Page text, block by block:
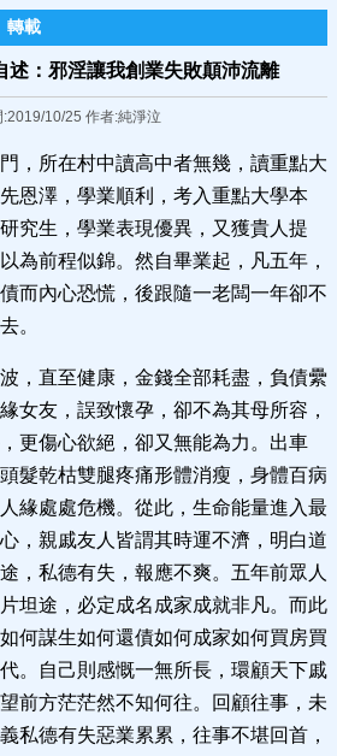
轉載
述：邪淫讓我創業失敗顛沛流離
:2019/10/25 作者:純淨泣
，所在村中讀高中者無幾，讀重點大
恩澤，學業順利，考入重點大學本
究生，學業表現優異，又獲貴人提
為前程似錦。然自畢業起，凡五年，
而內心恐慌，後跟隨一老闆一年卻不
。
，直至健康，金錢全部耗盡，負債纍
女友，誤致懷孕，卻不為其母所容，
更傷心欲絕，卻又無能為力。出車
髮乾枯雙腿疼痛形體消瘦，身體百病
緣處處危機。從此，生命能量進入最
，親戚友人皆謂其時運不濟，明白道
，私德有失，報應不爽。五年前眾人
坦途，必定成名成家成就非凡。而此
何謀生如何還債如何成家如何買房買
。自己則感慨一無所長，環顧天下戚
前方茫茫然不知何往。回顧往事，未
私德有失惡業累累，往事不堪回首，